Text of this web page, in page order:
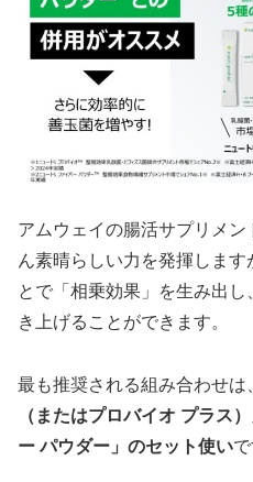
アムウェイの腸活サプリメ
ん素晴らしい力を発揮しま
とで「相乗効果」を生み出
き上げることができます。
最も推奨される組み合わせは、
（またはプロバイオ プラス
ー パウダー」のセット使いで